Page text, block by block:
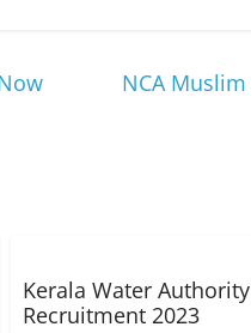
NCA
Kerala Water Authority
Recruitment 2023